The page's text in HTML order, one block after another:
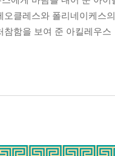
오클레스와 폴리네이케스
참함을 보여 준 아킬레우스